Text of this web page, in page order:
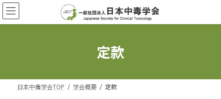
コ
ン
テ
ナ
ビ
ゲ
定款
日本中毒学会TOP 学会概要 定款